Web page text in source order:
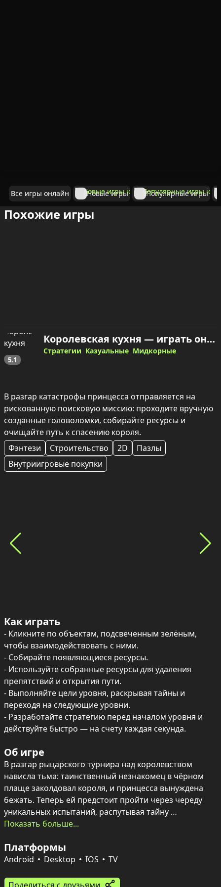
Все игры онлайн Новые игры Популярные игры
Похожие игры
5.1
Королевская кухня — играть онлайн
Стратегии Казуальные Мидкорные
В разгар катастрофы принцесса отправляется на
рискованную поисковую миссию: проходите вручную
созданные головоломки, собирайте ресурсы и
очищайте путь к спасению короля.
Фэнтези
Строительство 2D
Пазлы
Внутриигровые покупки
Как играть
- Кликните по объектам, подсвеченным зелёным,
чтобы взаимодействовать с ними.
- Собирайте появляющиеся ресурсы.
- Используйте собранные ресурсы для удаления
препятствий и открытия пути.
- Выполняйте цели уровня, раскрывая тайны и
переходя на следующие уровни.
- Разработайте стратегию перед началом уровня и
действуйте быстро — на счету каждая секунда.
Об игре
В разгар рыцарского турнира над королевством
нависла тьма: таинственный незнакомец в чёрном
плаще заколдовал короля, и принцесса вынуждена
бежать. Теперь ей предстоит пройти через череду
уникальных испытаний, распутывая тайну
исчезновения и приближаясь к финальной схватке с
Каждый уровень — это тщательно продуманная
головоломка в классическом тайм-менеджменте:
необходимостью обдумать ход действий. Кликай на
Показать больше...
Платформы
Android Desktop IOS TV